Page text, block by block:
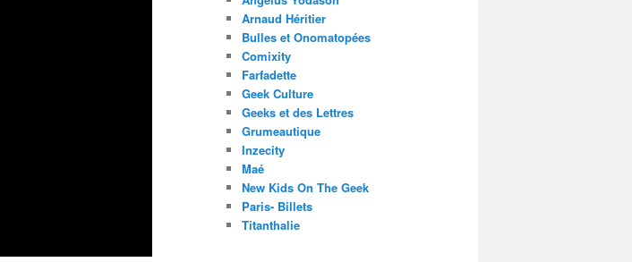
Arnaud Héritier
Bulles et Onomatopées
Comixity
Farfadette
Geek Culture
Geeks et des Lettres
Grumeautique
Inzecity
Maé
New Kids On The Geek
Paris- Billets
Titanthalie